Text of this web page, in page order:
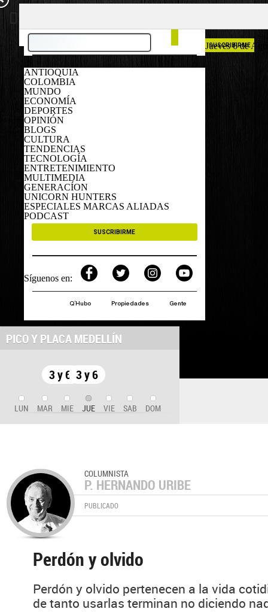
ANTIOQUIA
COLOMBIA
MUNDO
ECONOMÍA
DEPORTES
OPINIÓN
BLOGS
CULTURA
TENDENCIAS
TECNOLOGÍA
ENTRETENIMIENTO
MULTIMEDIA
GENERACÍON
UNICORN HUNTERS
ESPECIALES MARCAS ALIADAS
PODCAST
SUSCRIBIRME
Síguenos en:
Q´Hubo Propiedades Gente
Jueves 6 de
SUSCRIBIRME
PICO Y PLACA MEDELLÍN
3 y 6 3 y 6
LUN MAR MIE JUE VIE SAB DOM
COLUMNISTA
P. HERNANDO URIBE
PUBLICADO
Perdón y olvido
Perdón y olvido pertenecen a la vida
de tanto usarlas terminan no diciendo